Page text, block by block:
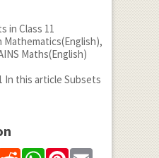
in Class 11
Mathematics(English),
Maths(English)
In this article Subsets